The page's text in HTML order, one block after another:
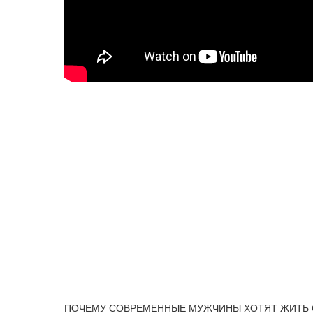
ПОЧЕМУ СОВРЕМЕННЫЕ МУЖЧИНЫ ХОТЯТ ЖИТЬ